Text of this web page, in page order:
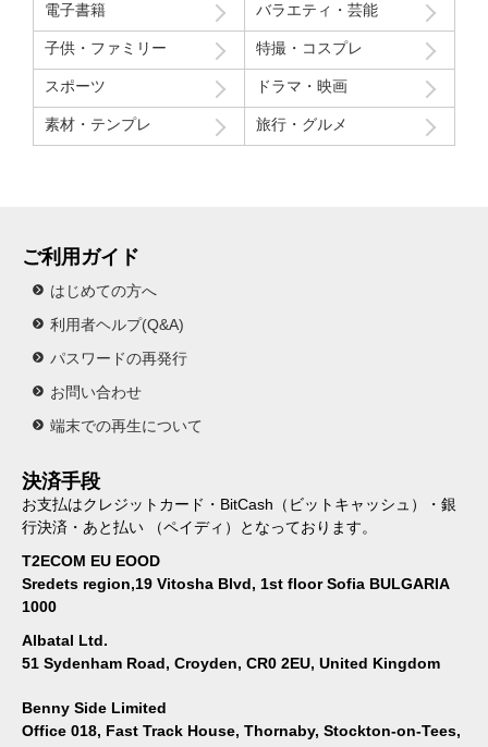
電子書籍 バラエティ・芸能
子供・ファミリー 特撮・コスプレ
スポーツ ドラマ・映画
素材・テンプレ 旅行・グルメ
ご利用ガイド
はじめての方へ
利用者ヘルプ(Q&A)
パスワードの再発行
お問い合わせ
端末での再生について
決済手段
お支払はクレジットカード・BitCash（ビットキャッシュ）・銀
行決済・あと払い （ペイディ）となっております。
T2ECOM EU EOOD
Sredets region,19 Vitosha Blvd, 1st floor Sofia BULGARIA
1000
Albatal Ltd.
51 Sydenham Road, Croyden, CR0 2EU, United Kingdom
Benny Side Limited
Office 018, Fast Track House, Thornaby, Stockton-on-Tees,